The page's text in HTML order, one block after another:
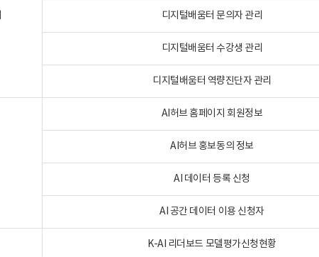
디지털배움터 문의자 관리
디지털배움터 수강생 관리
디지털배움터 역량진단자 관리
AI허브 홈페이지 회원정보
AI허브 홍보동의 정보
AI 데이터 등록 신청
AI 공간 데이터 이용 신청자
K-AI 리더보드 모델평가신청현황